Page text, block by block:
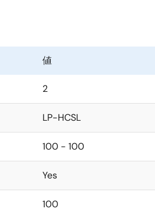
値
2
LP-HCSL
100 - 100
Yes
100